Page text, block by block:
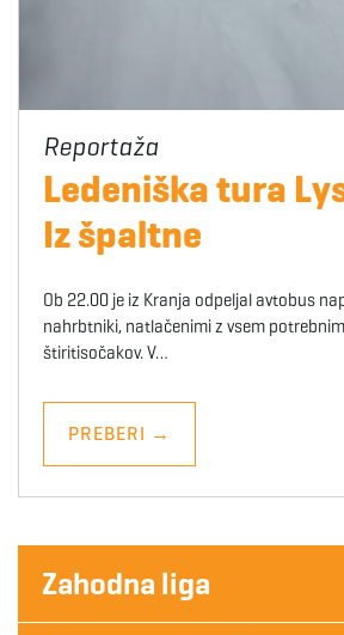
Ledeniška tura
Iz špaltne
Ob 22.00 je iz Kranja odpeljal avtobus
nahrbtniki, natlačenimi z vsem
štiritisočakov. V…
PREBERI →
Zahodna liga